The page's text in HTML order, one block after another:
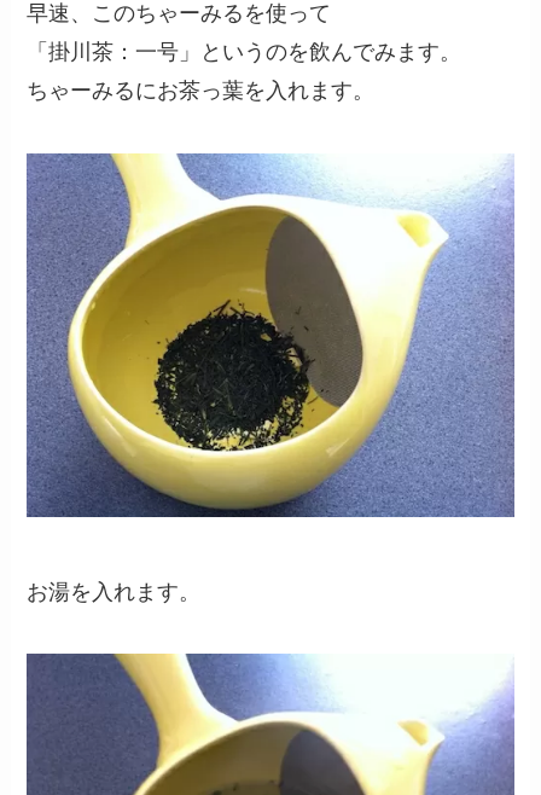
早速、このちゃーみるを使って
「掛川茶：一号」というのを飲んでみます。
ちゃーみるにお茶っ葉を入れます。
お湯を入れます。